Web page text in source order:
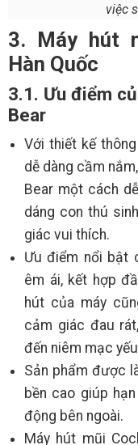
việc
3. Máy hút
Hàn Quốc
3.1. Ưu điểm
Bear
Với thiết kế
dễ dàng cầm
Bear một cách
dáng con thú
giác vui thích.
Ưu điểm nổi bật
êm ái, kết hợp
hút của máy
cảm giác đau
đến niêm mạc
Sản phẩm được
bền cao giúp
động bên ngoài.
Máy hút mũi